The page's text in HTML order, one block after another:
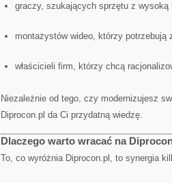
graczy, szukających sprzętu z wysoką
montażystów wideo, którzy potrzebują
właścicieli firm, którzy chcą
Niezależnie od tego, czy modernizujesz
Diprocon.pl da Ci przydatną wiedzę.
Dlaczego warto wracać na
To, co wyróżnia Diprocon.pl, to synergia